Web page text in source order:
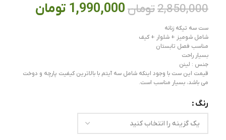
2,850,000تومان 1,990,000 تومان
ست سه تیکه زنانه
شامل شومیز + شلوار + کیف
مناسب فصل تابستان
بسیار راحت
جنس : لینن
قیمت این ست با وجود اینکه شامل سه آیتم با بالاترین کیفیت پارچه و دوخت
می باشد، بسیار مناسب است.
رنگ